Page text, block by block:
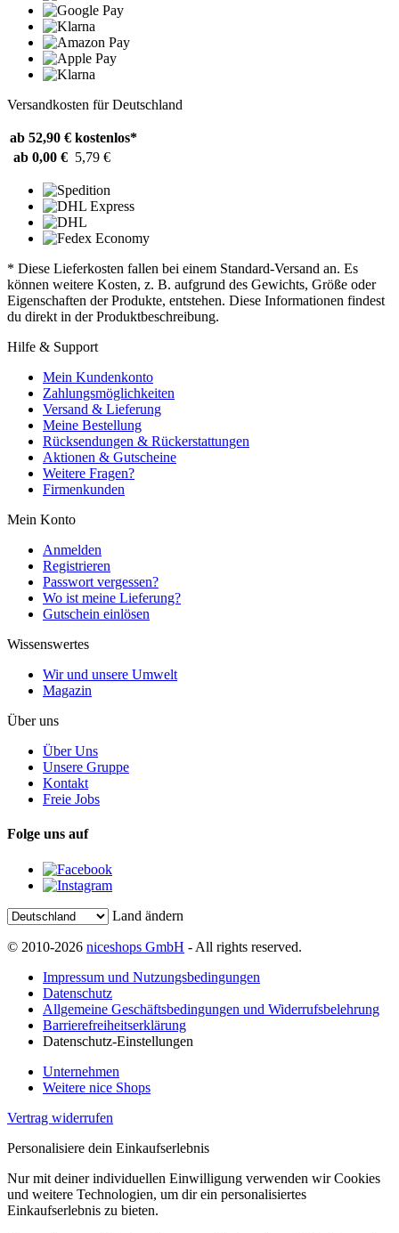
Versandkosten für Deutschland
ab 52,90 € kostenlos*
ab 0,00 € 5,79 €
* Diese Lieferkosten fallen bei einem Standard-Versand an. Es
können weitere Kosten, z. B. aufgrund des Gewichts, Größe oder
Eigenschaften der Produkte, entstehen. Diese Informationen findest
du direkt in der Produktbeschreibung.
Hilfe & Support
Mein Kundenkonto
Zahlungsmöglichkeiten
Versand & Lieferung
Meine Bestellung
Rücksendungen & Rückerstattungen
Aktionen & Gutscheine
Weitere Fragen?
Firmenkunden
Mein Konto
Anmelden
Registrieren
Passwort vergessen?
Wo ist meine Lieferung?
Gutschein einlösen
Wissenswertes
Wir und unsere Umwelt
Magazin
Über uns
Über Uns
Unsere Gruppe
Kontakt
Freie Jobs
Folge uns auf
Land ändern
© 2010-2026 niceshops GmbH - All rights reserved.
Impressum und Nutzungsbedingungen
Datenschutz
Allgemeine Geschäftsbedingungen und Widerrufsbelehrung
Barrierefreiheitserklärung
Datenschutz-Einstellungen
Unternehmen
Weitere nice Shops
Vertrag widerrufen
Personalisiere dein Einkaufserlebnis
Nur mit deiner individuellen Einwilligung verwenden wir Cookies
und weitere Technologien, um dir ein personalisiertes
Einkaufserlebnis zu bieten.